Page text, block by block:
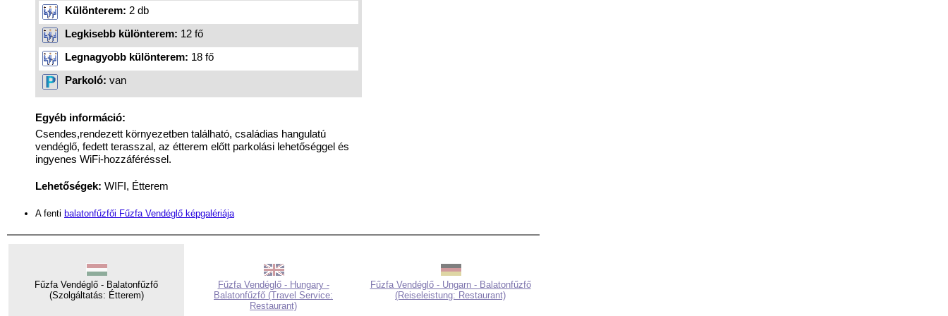
Különterem: 2 db
Legkisebb különterem: 12 fő
Legnagyobb különterem: 18 fő
Parkoló: van
Egyéb információ:
Csendes,rendezett környezetben található, családias hangulatú
vendéglő, fedett terasszal, az étterem előtt parkolási lehetőséggel és
ingyenes WiFi-hozzáféréssel.
Lehetőségek: WIFI, Étterem
A fenti balatonfűzfői Fűzfa Vendéglő képgalériája
Fűzfa Vendéglő - Balatonfűzfő
(Szolgáltatás: Étterem)
Fűzfa Vendéglő - Hungary -
Balatonfűzfő (Travel Service:
Restaurant)
Fűzfa Vendéglő - Ungarn - Balatonfűzfő
(Reiseleistung: Restaurant)